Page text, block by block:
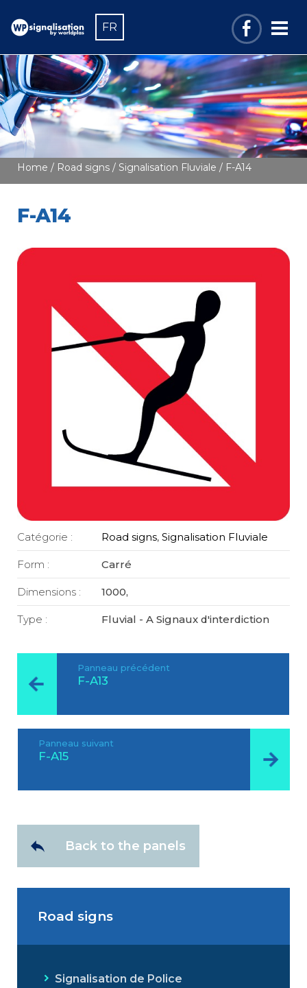
FR
Home / Road signs / Signalisation Fluviale / F-A14
F-A14
Catégorie : Road signs,Signalisation Fluviale
Form : Carré
Dimensions : 1000,
Type : Fluvial - A Signaux d'interdiction
Panneau précédent
F-A13
Panneau suivant
F-A15
Back to the panels
Road signs
Signalisation de Police